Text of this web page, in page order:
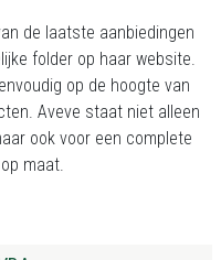
de laatste aanbiedingen
folder op haar website.
op de hoogte van
Aveve staat niet alleen
ook voor een complete
maat.